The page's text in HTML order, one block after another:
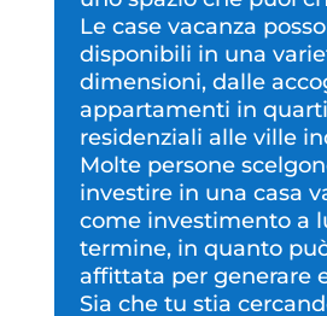
Le case vacanza
disponibili in una
dimensioni, dalle
appartamenti in
residenziali alle ville
Molte persone
investire in una casa
come investimento a
termine, in quanto
affittata per generare
Sia che tu stia